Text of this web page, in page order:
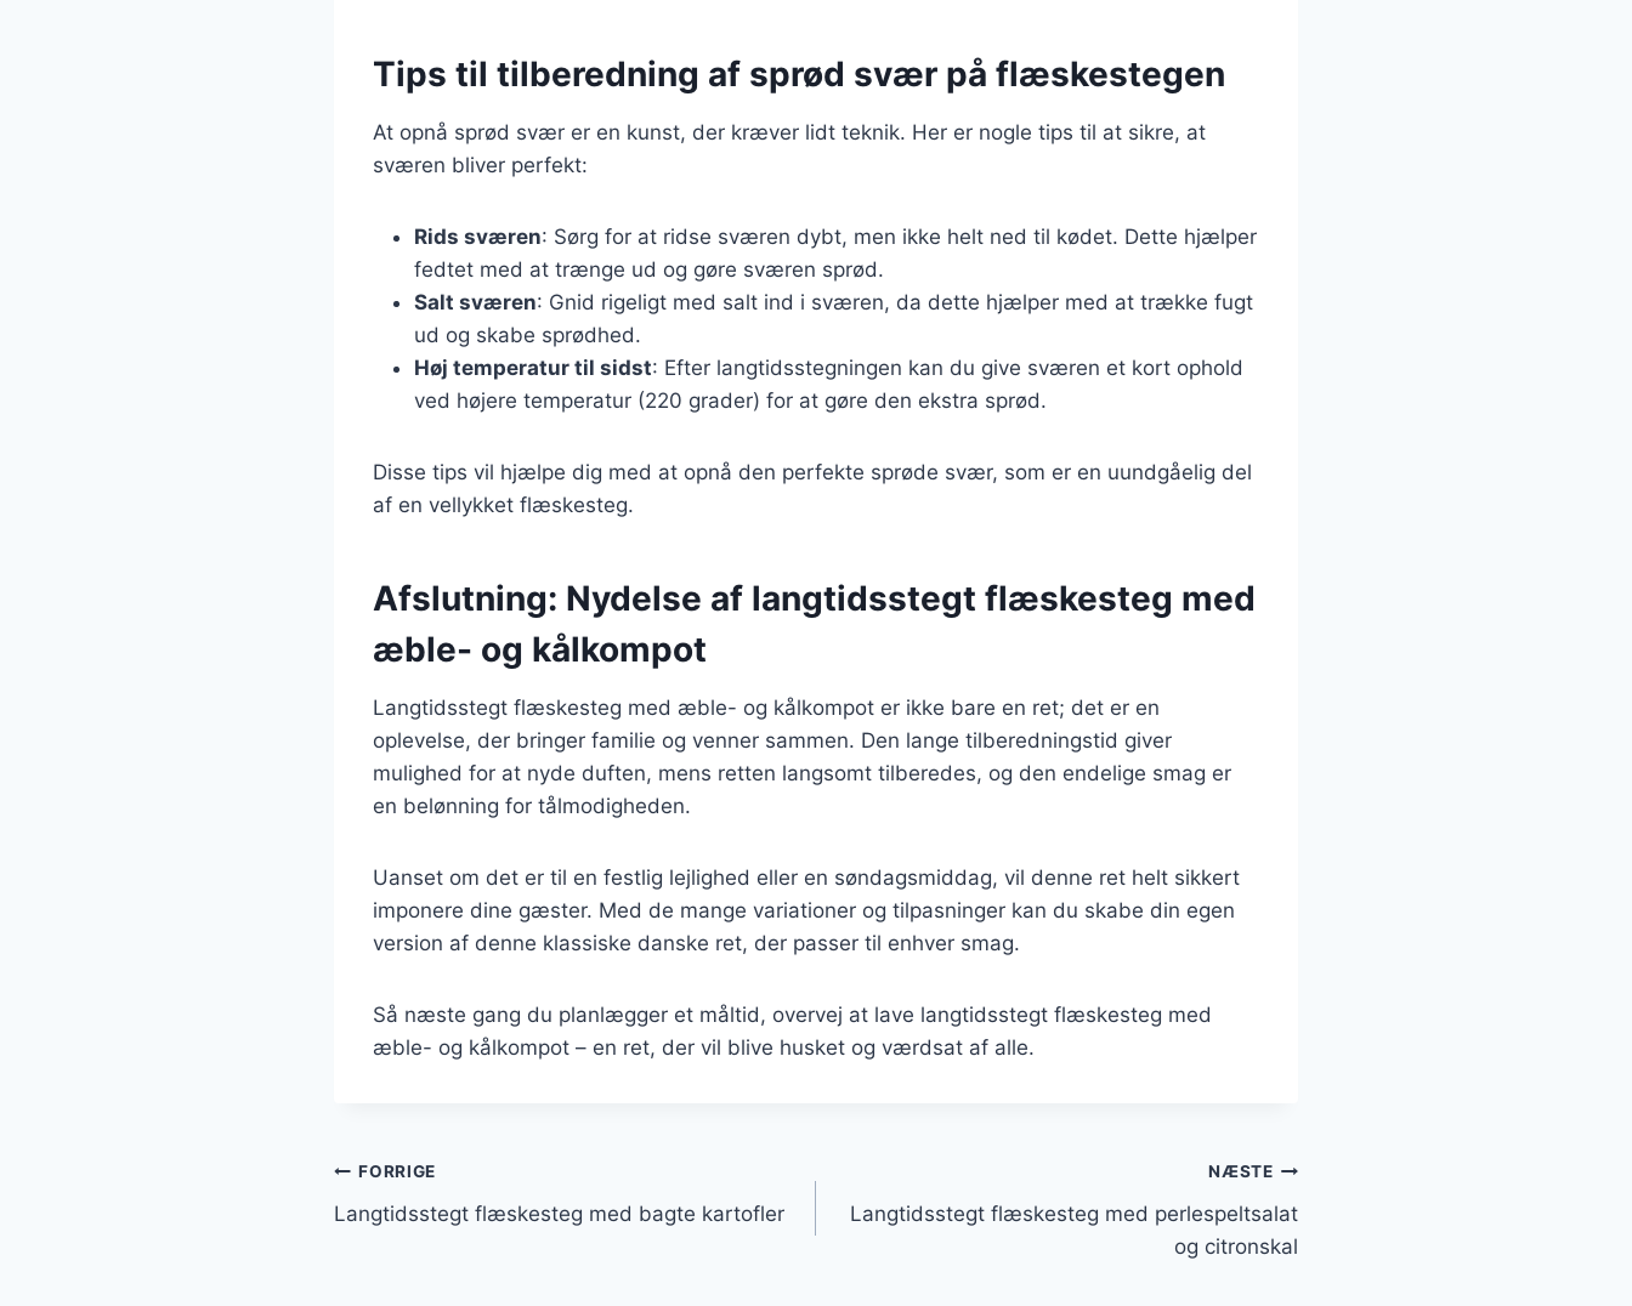
Tips til tilberedning af sprød svær på flæskestegen
At opnå sprød svær er en kunst, der kræver lidt teknik. Her er nogle tips til at sikre, at
sværen bliver perfekt:
Rids sværen: Sørg for at ridse sværen dybt, men ikke helt ned til kødet. Dette hjælper
fedtet med at trænge ud og gøre sværen sprød.
Salt sværen: Gnid rigeligt med salt ind i sværen, da dette hjælper med at trække fugt
ud og skabe sprødhed.
Høj temperatur til sidst: Efter langtidsstegningen kan du give sværen et kort ophold
ved højere temperatur (220 grader) for at gøre den ekstra sprød.
Disse tips vil hjælpe dig med at opnå den perfekte sprøde svær, som er en uundgåelig del
af en vellykket flæskesteg.
Afslutning: Nydelse af langtidsstegt flæskesteg med
æble- og kålkompot
Langtidsstegt flæskesteg med æble- og kålkompot er ikke bare en ret; det er en
oplevelse, der bringer familie og venner sammen. Den lange tilberedningstid giver
mulighed for at nyde duften, mens retten langsomt tilberedes, og den endelige smag er
en belønning for tålmodigheden.
Uanset om det er til en festlig lejlighed eller en søndagsmiddag, vil denne ret helt sikkert
imponere dine gæster. Med de mange variationer og tilpasninger kan du skabe din egen
version af denne klassiske danske ret, der passer til enhver smag.
Så næste gang du planlægger et måltid, overvej at lave langtidsstegt flæskesteg med
æble- og kålkompot – en ret, der vil blive husket og værdsat af alle.
Indlægsnavigation
FORRIGE
Langtidsstegt flæskesteg med bagte kartofler
NÆSTE
Langtidsstegt flæskesteg med perlespeltsalat
og citronskal